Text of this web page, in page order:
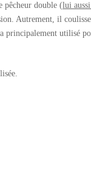
pêcheur double (lui
Autrement, il
utilisé